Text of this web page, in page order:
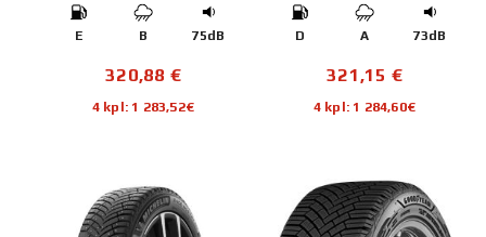
E B 75dB
320,88 €
4 kpl: 1 283,52€
D A 73dB
321,15 €
4 kpl: 1 284,60€